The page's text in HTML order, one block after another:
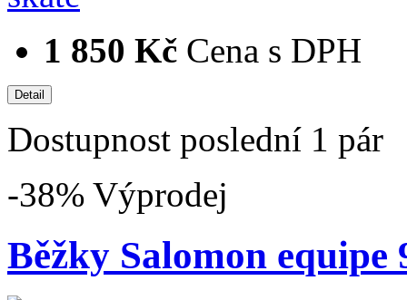
1 850 Kč Cena s DPH
Dostupnost poslední 1 pár
-38% Výprodej
Běžky Salomon equipe